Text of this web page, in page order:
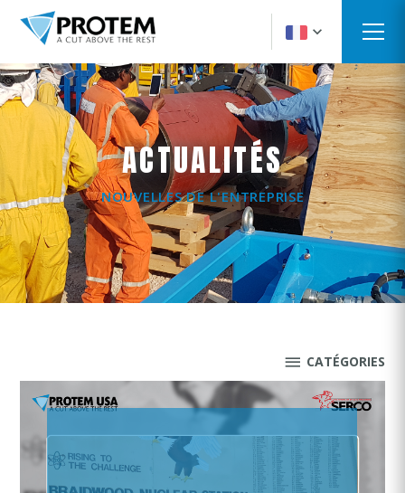
ACTUALITÉS
NOUVELLES DE L'ENTREPRISE
CATÉGORIES